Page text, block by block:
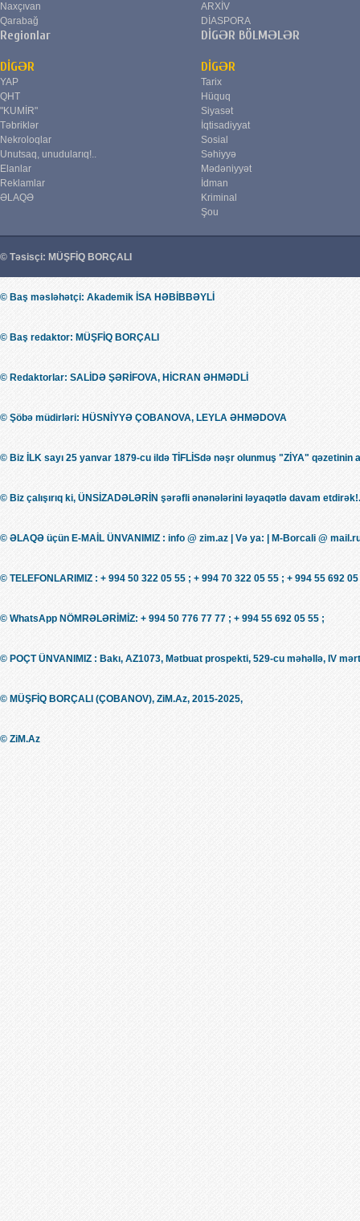
Naxçıvan
Qarabağ
Regionlar
ARXİV
DİASPORA
DİGƏR BÖLMƏLƏR
DİGƏR
YAP
QHT
"KUMİR"
Təbriklər
Nekroloqlar
Unutsaq, unudularıq!..
Elanlar
Reklamlar
ƏLAQƏ
DİGƏR
Tarix
Hüquq
Siyasət
İqtisadiyyat
Sosial
Səhiyyə
Mədəniyyət
İdman
Kriminal
Şou
© Təsisçi: MÜŞFİQ BORÇALI
© Baş məsləhətçi: Akademik İSA HƏBİBBƏYLİ
© Baş redaktor: MÜŞFİQ BORÇALI
© Redaktorlar: SALİDƏ ŞƏRİFOVA, HİCRAN ƏHMƏDLİ
© Şöbə müdirləri: HÜSNİYYƏ ÇOBANOVA, LEYLA ƏHMƏDOVA
© Biz İLK sayı 25 yanvar 1879-cu ildə TİFLİSdə nəşr olunmuş "ZİYA" qəzetinin
© Biz çalışırıq ki, ÜNSİZADƏLƏRİN şərəfli ənənələrini ləyaqətlə davam
© ƏLAQƏ üçün E-MAİL ÜNVANIMIZ : info @ zim.az | Və ya: | M-Borcali @
© TELEFONLARIMIZ : + 994 50 322 05 55 ; + 994 70 322 05 55 ; + 994 55 692
© WhatsApp NÖMRƏLƏRİMİZ: + 994 50 776 77 77 ; + 994 55 692 05 55 ;
© POÇT ÜNVANIMIZ : Bakı, AZ1073, Mətbuat prospekti, 529-cu məhəllə, IV
© MÜŞFİQ BORÇALI (ÇOBANOV), ZiM.Az, 2015-2025,
© ZiM.Az